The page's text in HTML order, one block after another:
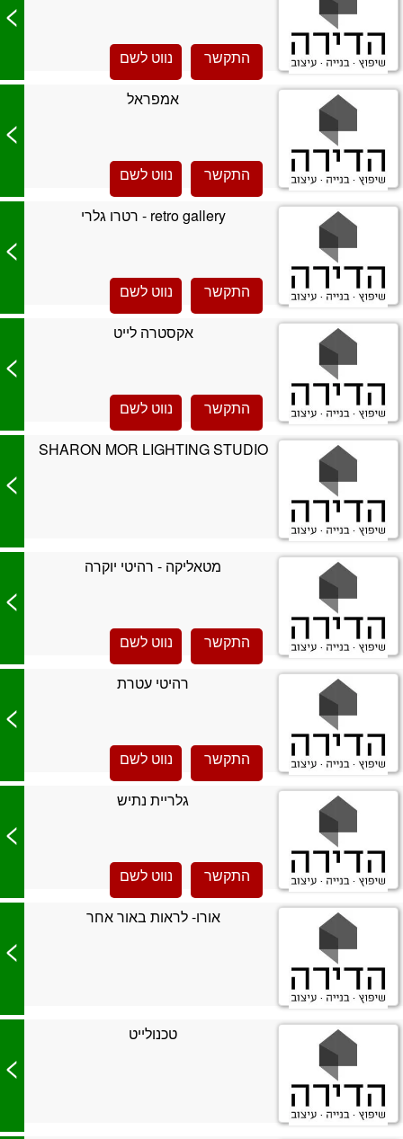
התקשר נווט לשם
>
אמפראל
התקשר נווט לשם
>
retro gallery - רטרו גלרי
התקשר נווט לשם
>
אקסטרה לייט
התקשר נווט לשם
>
SHARON MOR LIGHTING STUDIO
>
מטאליקה - רהיטי יוקרה
התקשר נווט לשם
>
רהיטי עטרת
התקשר נווט לשם
>
גלריית נתיש
התקשר נווט לשם
>
אורו- לראות באור אחר
>
טכנולייט
>